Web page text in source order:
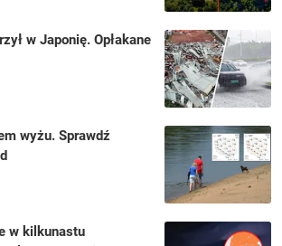
w Japonię. Opłakane
wyżu. Sprawdź
w kilkunastu